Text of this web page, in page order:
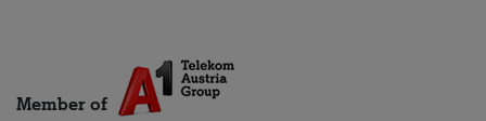
Member of